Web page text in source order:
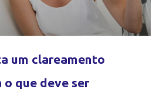
um clareamento
o que deve ser